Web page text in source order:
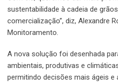
sustentabilidade à cadeia de
comercialização”, diz, Alexandre
Monitoramento.
A nova solução foi desenhada
ambientais, produtivas e
permitindo decisões mais ágeis e